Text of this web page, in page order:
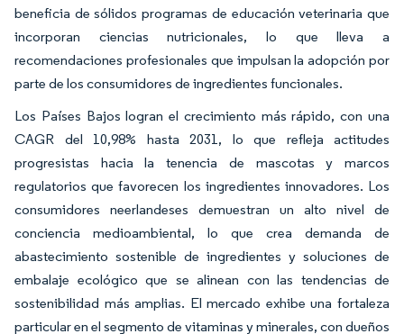
beneficia de sólidos programas de educación veterinaria que
incorporan ciencias nutricionales, lo que lleva a
recomendaciones profesionales que impulsan la adopción por
parte de los consumidores de ingredientes funcionales.
Los Países Bajos logran el crecimiento más rápido, con una
CAGR del 10,98% hasta 2031, lo que refleja actitudes
progresistas hacia la tenencia de mascotas y marcos
regulatorios que favorecen los ingredientes innovadores. Los
consumidores neerlandeses demuestran un alto nivel de
conciencia medioambiental, lo que crea demanda de
abastecimiento sostenible de ingredientes y soluciones de
embalaje ecológico que se alinean con las tendencias de
sostenibilidad más amplias. El mercado exhibe una fortaleza
particular en el segmento de vitaminas y minerales, con dueños